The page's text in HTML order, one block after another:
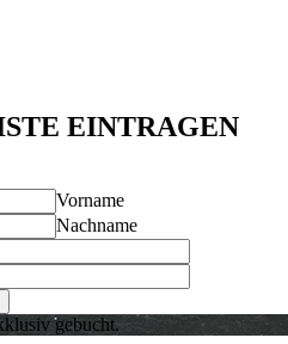
EINTRAGEN
Vorname
Nachname
gebucht.